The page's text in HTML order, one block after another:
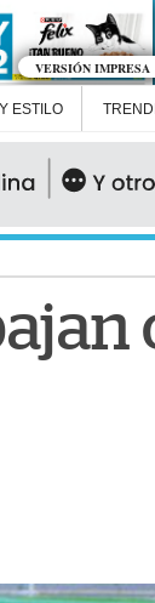
VERSIÓN IMPRESA
ESTILO